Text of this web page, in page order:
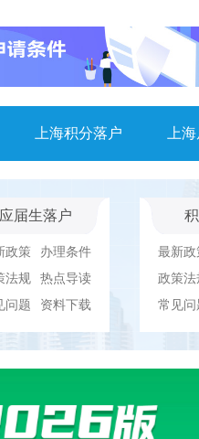
上海积分落户 上
应届生落户
政策
办理条件
法规
热点导读
问题
资料下载
最新政
政策法
常见问